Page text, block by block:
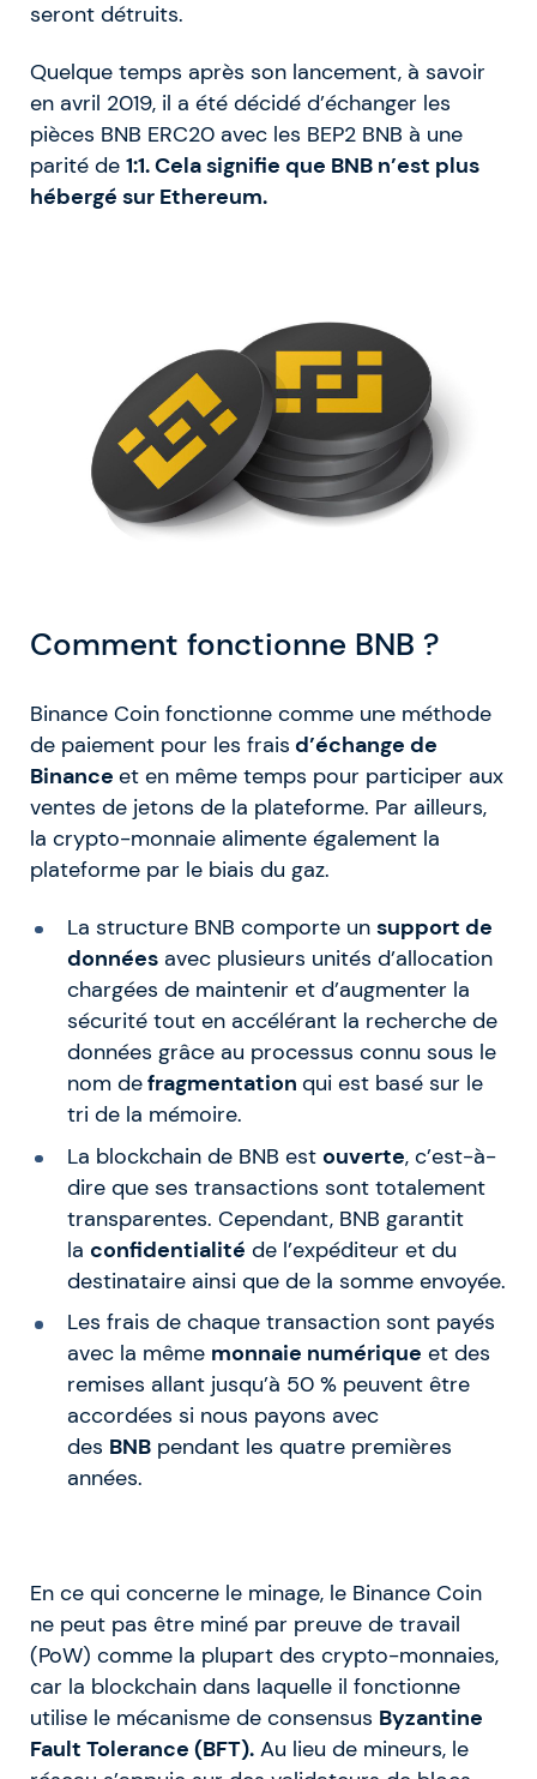
seront détruits.
Quelque temps après son lancement, à savoir
en avril 2019, il a été décidé d’échanger les
pièces BNB ERC20 avec les BEP2 BNB à une
parité de 1:1. Cela signifie que BNB n’est plus
hébergé sur Ethereum.
Comment fonctionne BNB ?
Binance Coin fonctionne comme une méthode
de paiement pour les frais d’échange de
Binance et en même temps pour participer aux
ventes de jetons de la plateforme. Par ailleurs,
la crypto-monnaie alimente également la
plateforme par le biais du gaz.
La structure BNB comporte un support de
donnéesavec plusieurs unités d’allocation
chargées de maintenir et d’augmenter la
sécurité tout en accélérant la recherche de
données grâce au processus connu sous le
nom defragmentation qui est basé sur le
tri de la mémoire.
La blockchain de BNB est ouverte, c’est-à-
dire que ses transactions sont totalement
transparentes. Cependant, BNB garantit
la confidentialité de l’expéditeur et du
destinataire ainsi que de la somme envoyée.
Les frais de chaque transaction sont payés
avec la même monnaie numérique et des
remises allant jusqu’à 50 % peuvent être
accordées si nous payons avec
des BNBpendant les quatre premières
années.
En ce qui concerne le minage, le Binance Coin
ne peut pas être miné par preuve de travail
(PoW) comme la plupart des crypto-monnaies,
car la blockchain dans laquelle il fonctionne
utilise le mécanisme de consensus Byzantine
Fault Tolerance (BFT). Au lieu de mineurs, le